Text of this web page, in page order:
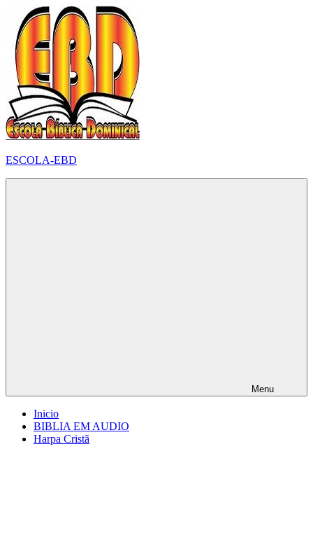
para
conteúdo
ESCOLA-EBD
Menu
Inicio
BIBLIA EM AUDIO
Harpa Cristã